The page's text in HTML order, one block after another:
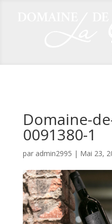
Domaine-
0091380-1
par admin2995 | Mai 23,